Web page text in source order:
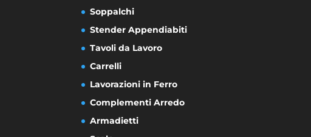
Soppalchi
Stender Appendiabiti
Tavoli da Lavoro
Carrelli
Lavorazioni in Ferro
Complementi Arredo
Armadietti